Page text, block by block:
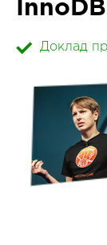
InnoDB
Доклад